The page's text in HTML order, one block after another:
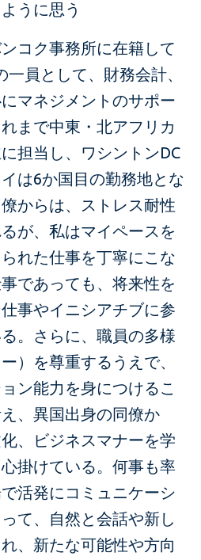
うに思う
コク事務所に在籍して
一員として、財務会計、
マネジメントのサポー
まで中東・北アフリカ
担当し、ワシントンDC
は6か国目の勤務地とな
からは、ストレス耐性
が、私はマイペースを
れた仕事を丁寧にこな
であっても、将来性を
事やイニシアチブに参
。さらに、職員の多様
）を尊重するうえで、
ン能力を身につけるこ
、異国出身の同僚か
、ビジネスマナーを学
掛けている。何事も率
活発にコミュニケーシ
て、自然と会話や新し
、新たな可能性や方向